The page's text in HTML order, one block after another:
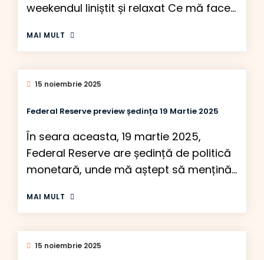
weekendul liniștit și relaxat Ce mă face
următoare? – nu e cearta Trump
poată face pace. Ptr americani, Ucraina
e o țară departe departe și preferă să
[…]
MAI MULT
15 noiembrie 2025
Federal Reserve preview ședința 19 Martie 2025
În seara aceasta, 19 martie 2025,
Federal Reserve are ședință de politică
monetară, unde mă aștept să mențină
noile proiecții privind creșterea
2025 și 2026. Însă Fed-ul este acum
between a rock and a hard place 🙂
MAI MULT
15 noiembrie 2025